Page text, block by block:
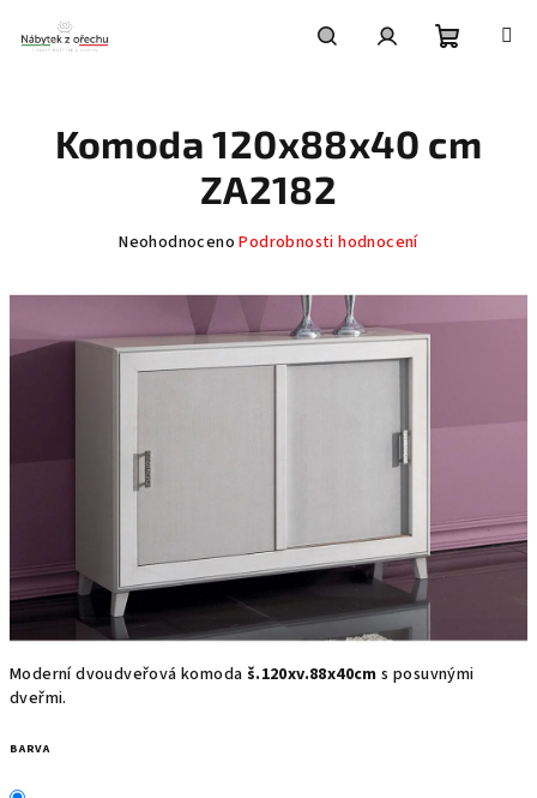
obsah
košík
Moderní dvoudveřová komoda š.120xv.88x40cm s posuvnými
dveřmi.
BARVA
Komoda 120x88x40 cm
ZA2182
Průměrné
produktu
0,0
z
Neohodnoceno Podrobnosti hodnocení